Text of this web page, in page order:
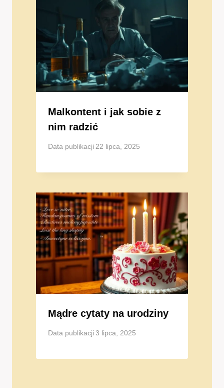
Malkontent i jak sobie z
nim radzić
Data publikacji 22 lipca, 2025
Mądre cytaty na urodziny
Data publikacji 3 lipca, 2025